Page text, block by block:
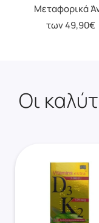
Μεταφορικά
των 49,90€
Οι